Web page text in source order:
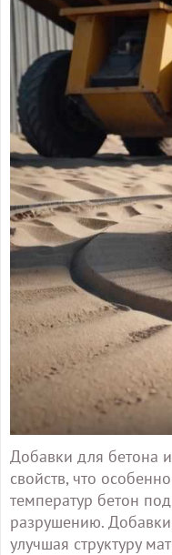
Добавки для бетона
свойств, что
температур бетон
разрушению.
улучшая структуру